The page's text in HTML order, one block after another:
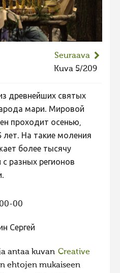
lisa
Seuraava
Kuva 5/209
древнейших святых
мари. Мировой
проходит осенью,
лет. На такие моления
более тысячу
разных регионов
00
Сергей
antaa kuvan Creative
ehtojen mukaiseen